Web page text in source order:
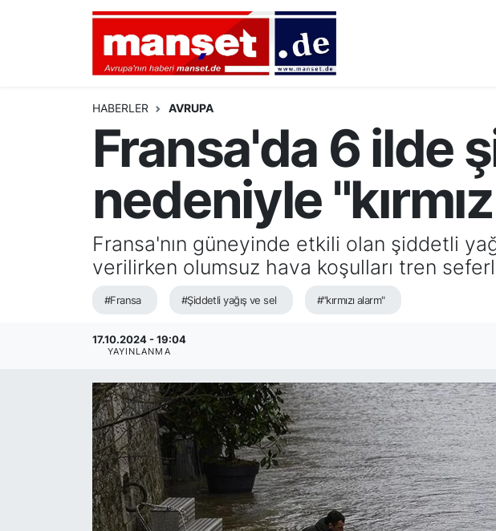
HABERLER AVRUPA
Fransa'da 6 ilde
nedeniyle
Fransa'nın güneyinde etkili olan şiddetli
verilirken olumsuz hava koşulları tren
#Fransa #Şiddetli yağış ve sel #"kırmızı alarm"
17.10.2024 - 19:04
YAYINLANMA
AVRUPA
ALMANYA
DEUTSCH
EKONOMİ
SİYASET
SAĞLIK
Nöbetçi Eczaneler
Hava Durumu
Namaz Vakitleri
Tüm Manşetler
Son Dakika Haberleri
Haber Arşivi